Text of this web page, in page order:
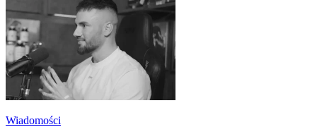
Wiadomości